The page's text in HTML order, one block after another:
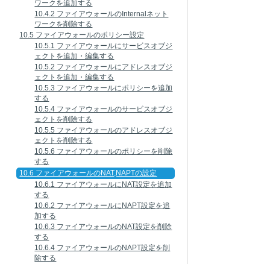
ワークを追加する
10.4.2 ファイアウォールのInternalネット
ワークを削除する
10.5 ファイアウォールのポリシー設定
10.5.1 ファイアウォールにサービスオブジ
ェクトを追加・編集する
10.5.2 ファイアウォールにアドレスオブジ
ェクトを追加・編集する
10.5.3 ファイアウォールにポリシーを追加
する
10.5.4 ファイアウォールのサービスオブジ
ェクトを削除する
10.5.5 ファイアウォールのアドレスオブジ
ェクトを削除する
10.5.6 ファイアウォールのポリシーを削除
する
10.6 ファイアウォールのNAT,NAPTの設定
10.6.1 ファイアウォールにNAT設定を追加
する
10.6.2 ファイアウォールにNAPT設定を追
加する
10.6.3 ファイアウォールのNAT設定を削除
する
10.6.4 ファイアウォールのNAPT設定を削
除する